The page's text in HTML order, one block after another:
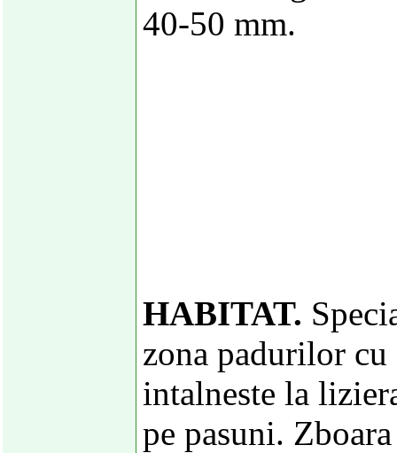
40-50 mm.
HABITAT.
zona padurilor cu
intalneste la
pe pasuni.